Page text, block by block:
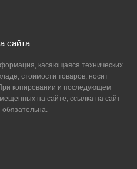
сайта
касающаяся технических
стоимости товаров, носит
копировании и последующем
на сайте, ссылка на сайт
обязательна.